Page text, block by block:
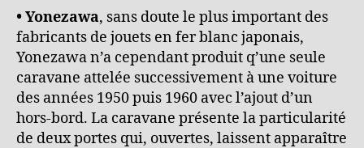
• Yonezawa, sans doute le plus important des
fabricants de jouets en fer blanc japonais,
Yonezawa n’a cependant produit q’une seule
caravane attelée successivement à une voiture
des années 1950 puis 1960 avec l’ajout d’un
hors-bord. La caravane présente la particularité
de deux portes qui, ouvertes, laissent apparaître